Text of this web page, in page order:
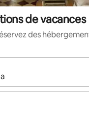
de vacances
des
résultats s'affichent,